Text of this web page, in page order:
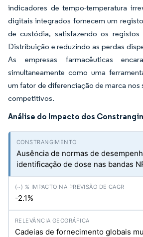
indicadores de tempo-temperatura
digitais integrados fornecem um
de custódia, satisfazendo os
Distribuição e reduzindo as perdas
As empresas farmacêuticas
simultaneamente como uma
um fator de diferenciação de marca
competitivos.
Análise do Impacto dos
Ausência de normas de
identificação de dose nas bandas
-2.1%
Cadeias de fornecimento globais